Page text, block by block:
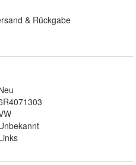
& Rückgabe